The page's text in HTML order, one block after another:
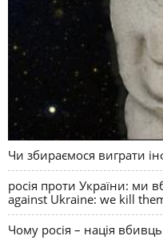
Чи збираємося виграти
росія проти України: ми
against Ukraine: we kill
Чому росія – нація вбивць